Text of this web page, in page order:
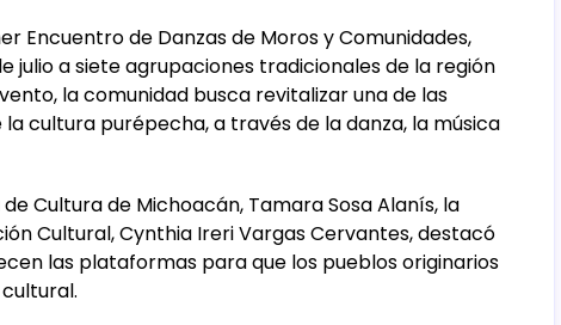
Encuentro de Danzas de Moros y Comunidades,
julio a siete agrupaciones tradicionales de la región
la comunidad busca revitalizar una de las
cultura purépecha, a través de la danza, la música
Cultura de Michoacán, Tamara Sosa Alanís, la
Cultural, Cynthia Ireri Vargas Cervantes, destacó
las plataformas para que los pueblos originarios